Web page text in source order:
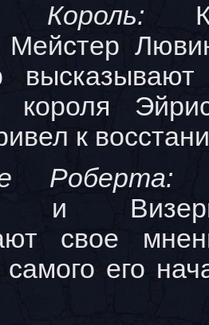
Король:
Мейстер
короля
к
Роберта:
и
свое
самого его